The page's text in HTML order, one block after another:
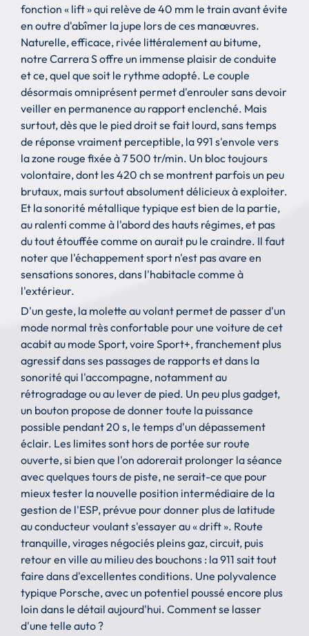
fonction « lift » qui relève de 40 mm le train avant évite
en outre d'abîmer la jupe lors de ces manœuvres.
Naturelle, efficace, rivée littéralement au bitume,
notre Carrera S offre un immense plaisir de conduite
et ce, quel que soit le rythme adopté. Le couple
désormais omniprésent permet d'enrouler sans devoir
veiller en permanence au rapport enclenché. Mais
surtout, dès que le pied droit se fait lourd, sans temps
de réponse vraiment perceptible, la 991 s'envole vers
la zone rouge fixée à 7 500 tr/min. Un bloc toujours
volontaire, dont les 420 ch se montrent parfois un peu
brutaux, mais surtout absolument délicieux à exploiter.
Et la sonorité métallique typique est bien de la partie,
au ralenti comme à l'abord des hauts régimes, et pas
du tout étouffée comme on aurait pu le craindre. Il faut
noter que l'échappement sport n'est pas avare en
sensations sonores, dans l'habitacle comme à
l'extérieur.
D'un geste, la molette au volant permet de passer d'un
mode normal très confortable pour une voiture de cet
acabit au mode Sport, voire Sport+, franchement plus
agressif dans ses passages de rapports et dans la
sonorité qui l'accompagne, notamment au
rétrogradage ou au lever de pied. Un peu plus gadget,
un bouton propose de donner toute la puissance
possible pendant 20 s, le temps d'un dépassement
éclair. Les limites sont hors de portée sur route
ouverte, si bien que l'on adorerait prolonger la séance
avec quelques tours de piste, ne serait-ce que pour
mieux tester la nouvelle position intermédiaire de la
gestion de l'ESP, prévue pour donner plus de latitude
au conducteur voulant s'essayer au « drift ». Route
tranquille, virages négociés pleins gaz, circuit, puis
retour en ville au milieu des bouchons : la 911 sait tout
faire dans d'excellentes conditions. Une polyvalence
typique Porsche, avec un potentiel poussé encore plus
loin dans le détail aujourd'hui. Comment se lasser
d'une telle auto ?